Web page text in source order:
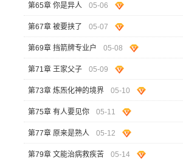
第65章 你是异人 05-06
第67章 被要挟了 05-07
第69章 挡箭牌专业户 05-08
第71章 王家父子 05-09
第73章 炼炁化神的境界 05-10
第75章 有人要见你 05-11
第77章 原来是熟人 05-12
第79章 文能治病救疾苦 05-14